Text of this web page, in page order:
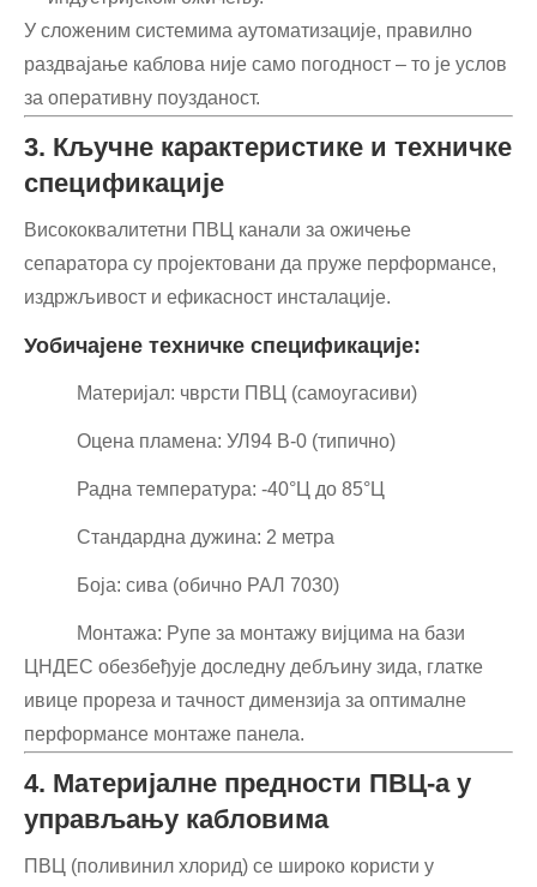
У сложеним системима аутоматизације, правилно
раздвајање каблова није само погодност – то је услов
за оперативну поузданост.
3. Кључне карактеристике и техничке
спецификације
Висококвалитетни ПВЦ канали за ожичење
сепаратора су пројектовани да пруже перформансе,
издржљивост и ефикасност инсталације.
Уобичајене техничке спецификације:
Материјал: чврсти ПВЦ (самоугасиви)
Оцена пламена: УЛ94 В-0 (типично)
Радна температура: -40°Ц до 85°Ц
Стандардна дужина: 2 метра
Боја: сива (обично РАЛ 7030)
Монтажа: Рупе за монтажу вијцима на бази
ЦНДЕС обезбеђује доследну дебљину зида, глатке
ивице прореза и тачност димензија за оптималне
перформансе монтаже панела.
4. Материјалне предности ПВЦ-а у
управљању кабловима
ПВЦ (поливинил хлорид) се широко користи у